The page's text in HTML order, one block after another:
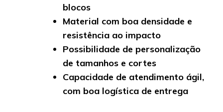
blocos
Material com boa densidade e
resistência ao impacto
Possibilidade de personalização
de tamanhos e cortes
Capacidade de atendimento ágil,
com boa logística de entrega